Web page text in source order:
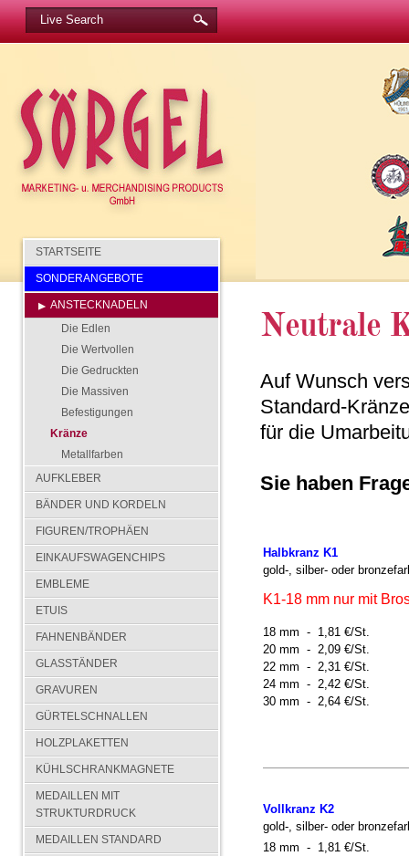
Neutrale
Auf Wunsch
Standard-
für die
Sie haben
Halbkranz K1
gold-, silber- oder
K1-18 mm nur mit
18 mm - 1,81 €/St.
20 mm - 2,09 €/St.
22 mm - 2,31 €/St.
24 mm - 2,42 €/St.
30 mm - 2,64 €/St.
Vollkranz K2
gold-, silber- oder
18 mm - 1,81 €/St.
STARTSEITE
SONDERANGEBOTE
ANSTECKNADELN
Die Edlen
Die Wertvollen
Die Gedruckten
Die Massiven
Befestigungen
Kränze
Metallfarben
AUFKLEBER
BÄNDER UND KORDELN
FIGUREN/TROPHÄEN
EINKAUFSWAGENCHIPS
EMBLEME
ETUIS
FAHNENBÄNDER
GLASSTÄNDER
GRAVUREN
GÜRTELSCHNALLEN
HOLZPLAKETTEN
KÜHLSCHRANKMAGNETE
MEDAILLEN MIT
STRUKTURDRUCK
MEDAILLEN STANDARD